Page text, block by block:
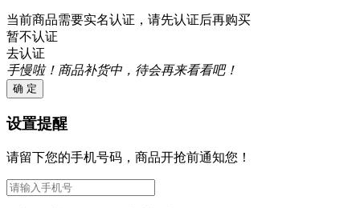
当前商品需要实名认证，请先认证后再购买
暂不认证
去认证
手慢啦！商品补货中，待会再来看看吧！
确 定
设置提醒
请留下您的手机号码，商品开抢前通知您！